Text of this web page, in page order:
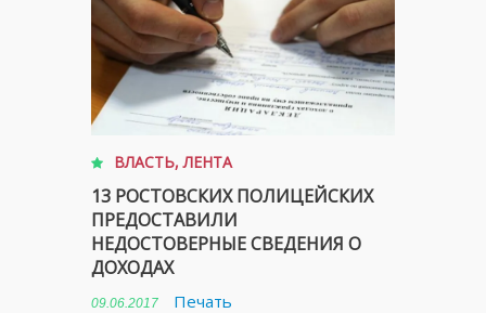
ВЛАСТЬ,ЛЕНТА
13 РОСТОВСКИХ ПОЛИЦЕЙСКИХ
ПРЕДОСТАВИЛИ
НЕДОСТОВЕРНЫЕ СВЕДЕНИЯ О
ДОХОДАХ
09.06.2017
Печать